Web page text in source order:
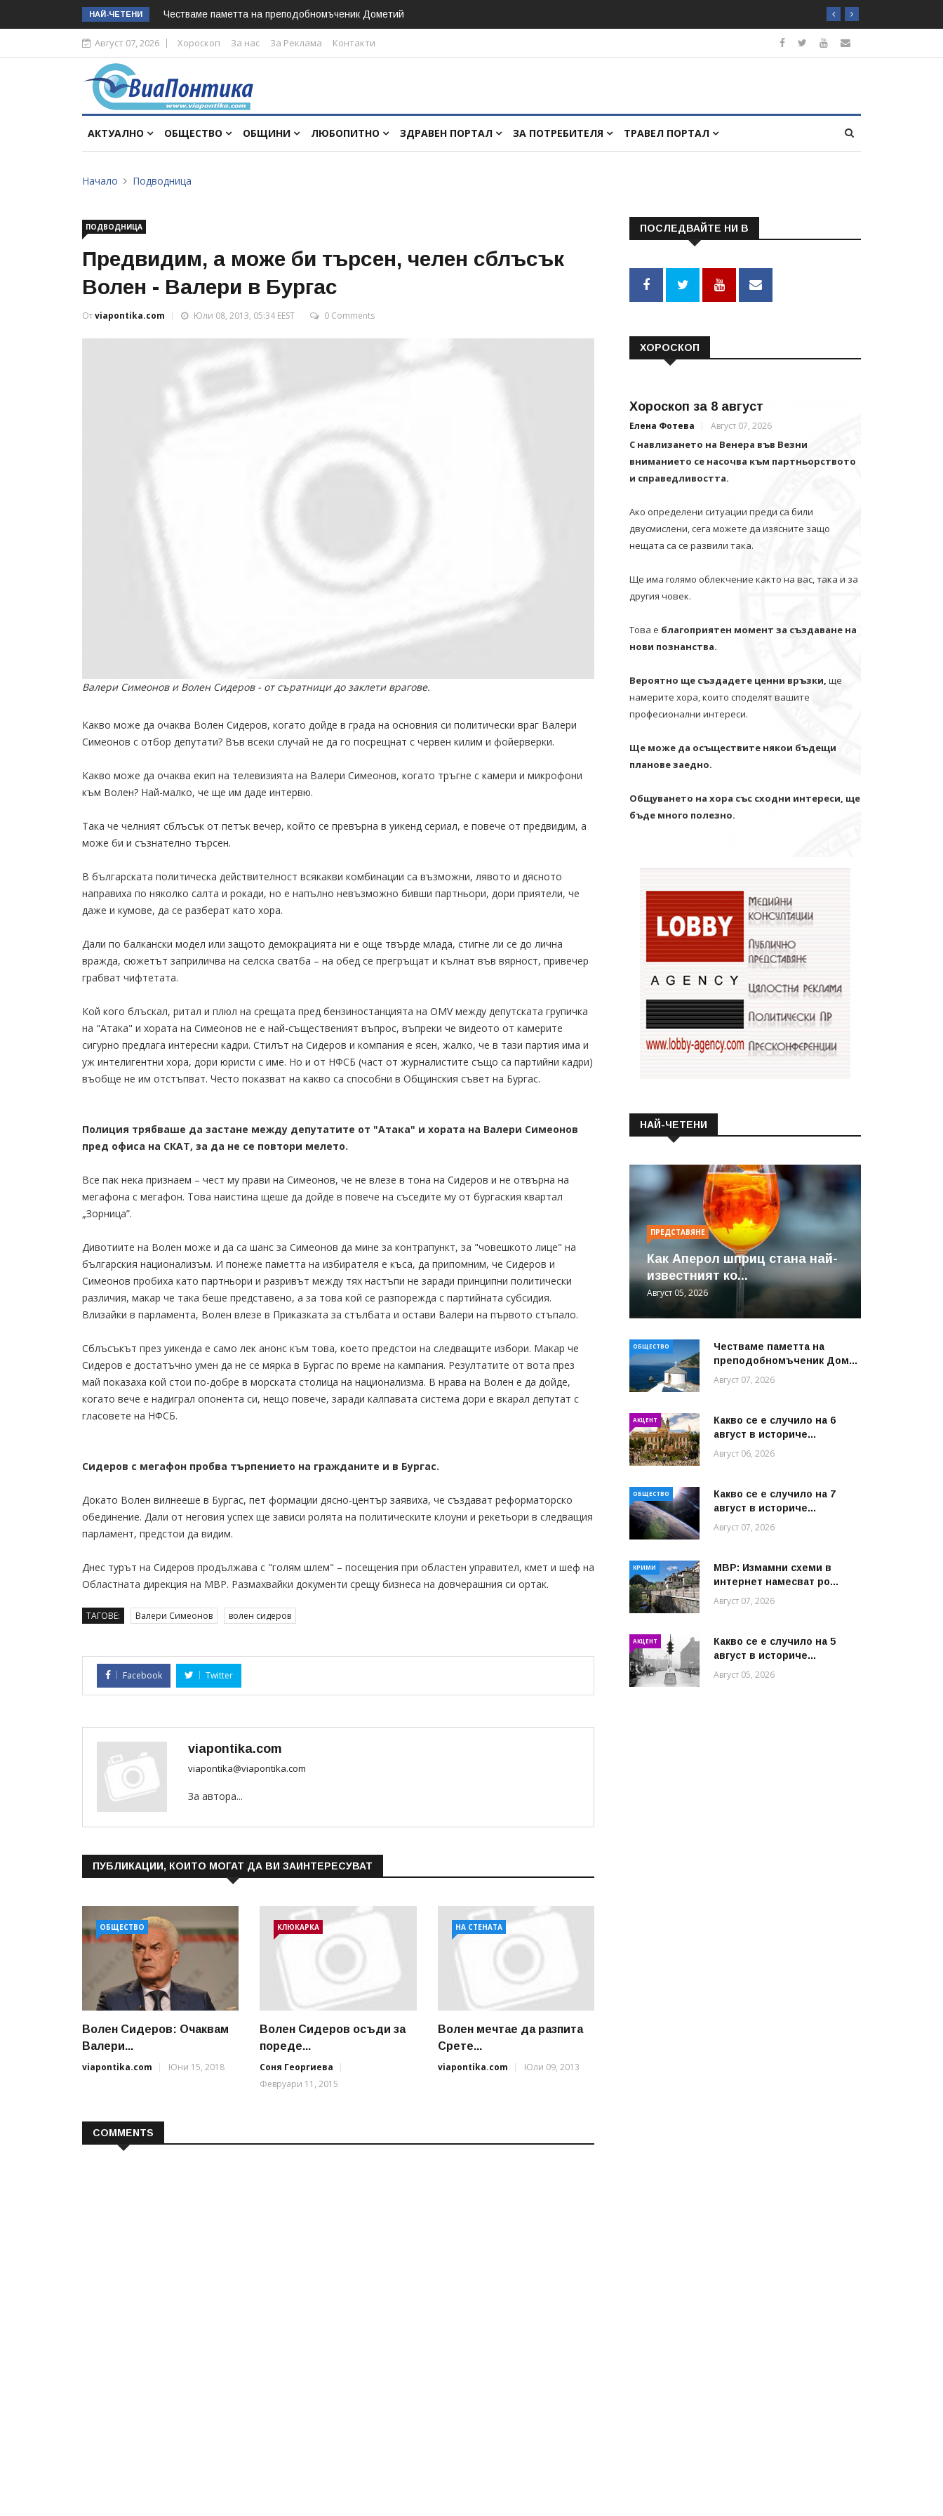
НАЙ-ЧЕТЕНИ Честваме паметта на преподобномъченик Дометий
Август 07, 2026 Хороскоп За нас За Реклама Контакти
АКТУАЛНО ОБЩЕСТВО ОБЩИНИ ЛЮБОПИТНО ЗДРАВЕН ПОРТАЛ ЗА ПОТРЕБИТЕЛЯ ТРАВЕЛ ПОРТАЛ
Начало Подводница
ПОДВОДНИЦА
Предвидим, а може би търсен, челен сблъсък
Волен - Валери в Бургас
Отviapontika.com Юли 08, 2013, 05:34 EEST 0 Comments
Валери Симеонов и Волен Сидеров - от съратници до заклети врагове.
Какво може да очаква Волен Сидеров, когато дойде в града на основния си политически враг Валери
Симеонов с отбор депутати? Във всеки случай не да го посрещнат с червен килим и фойерверки.
Какво може да очаква екип на телевизията на Валери Симеонов, когато тръгне с камери и микрофони
към Волен? Най-малко, че ще им даде интервю.
Така че челният сблъсък от петък вечер, който се превърна в уикенд сериал, е повече от предвидим, а
може би и съзнателно търсен.
В българската политическа действителност всякакви комбинации са възможни, лявото и дясното
направиха по няколко салта и рокади, но е напълно невъзможно бивши партньори, дори приятели, че
даже и кумове, да се разберат като хора.
Дали по балкански модел или защото демокрацията ни е още твърде млада, стигне ли се до лична
вражда, сюжетът заприличва на селска сватба – на обед се прегръщат и кълнат във вярност, привечер
грабват чифтетата.
Кой кого блъскал, ритал и плюл на срещата пред бензиностанцията на OMV между депутската групичка
на "Атака" и хората на Симеонов не е най-същественият въпрос, въпреки че видеото от камерите
сигурно предлага интересни кадри. Стилът на Сидеров и компания е ясен, жалко, че в тази партия има и
уж интелигентни хора, дори юристи с име. Но и от НФСБ (част от журналистите също са партийни кадри)
въобще не им отстъпват. Често показват на какво са способни в Общинския съвет на Бургас.
Полиция трябваше да застане между депутатите от "Атака" и хората на Валери Симеонов
пред офиса на СКАТ, за да не се повтори мелето.
Все пак нека признаем – чест му прави на Симеонов, че не влезе в тона на Сидеров и не отвърна на
мегафона с мегафон. Това наистина щеше да дойде в повече на съседите му от бургаския квартал
„Зорница”.
Дивотиите на Волен може и да са шанс за Симеонов да мине за контрапункт, за "човешкото лице" на
българския национализъм. И понеже паметта на избирателя е къса, да припомним, че Сидеров и
Симеонов пробиха като партньори и разривът между тях настъпи не заради принципни политически
различия, макар че така беше представено, а за това кой се разпорежда с партийната субсидия.
Влизайки в парламента, Волен влезе в Приказката за стълбата и остави Валери на първото стъпало.
Сблъсъкът през уикенда е само лек анонс към това, което предстои на следващите избори. Макар че
Сидеров е достатъчно умен да не се мярка в Бургас по време на кампания. Резултатите от вота през
май показаха кой стои по-добре в морската столица на национализма. В нрава на Волен е да дойде,
когато вече е надиграл опонента си, нещо повече, заради калпавата система дори е вкарал депутат с
гласовете на НФСБ.
Сидеров с мегафон пробва търпението на гражданите и в Бургас.
Докато Волен вилнееше в Бургас, пет формации дясно-център заявиха, че създават реформаторско
обединение. Дали от неговия успех ще зависи ролята на политическите клоуни и рекетьори в следващия
парламент, предстои да видим.
Днес турът на Сидеров продължава с "голям шлем" – посещения при областен управител, кмет и шеф на
Областната дирекция на МВР. Размахвайки документи срещу бизнеса на довчерашния си ортак.
ТАГОВЕ: Валери Симеонов волен сидеров
Facebook Twitter
viapontika.com
viapontika@viapontika.com
За автора...
ПУБЛИКАЦИИ, КОИТО МОГАТ ДА ВИ ЗАИНТЕРЕСУВАТ
ОБЩЕСТВО
Волен Сидеров: Очаквам
Валери...
viapontika.com
Юни 15, 2018
КЛЮКАРКА
Волен Сидеров осъди за
пореде...
Соня Георгиева
Февруари 11, 2015
НА СТЕНАТА
Волен мечтае да разпита
Срете...
viapontika.com
Юли 09, 2013
COMMENTS
ПОСЛЕДВАЙТЕ НИ В
ХОРОСКОП
Хороскоп за 8 август
Елена Фотева Август 07, 2026
С навлизането на Венера във Везни
вниманието се насочва към партньорството
и справедливостта.
Ако определени ситуации преди са били
двусмислени, сега можете да изясните защо
нещата са се развили така.
Ще има голямо облекчение както на вас, така и за
другия човек.
Това е благоприятен момент за създаване на
нови познанства.
Вероятно ще създадете ценни връзки, ще
намерите хора, които споделят вашите
професионални интереси.
Ще може да осъществите някои бъдещи
планове заедно.
Общуването на хора със сходни интереси, ще
бъде много полезно.
НАЙ-ЧЕТЕНИ
ПРЕДСТАВЯНЕ
Как Аперол шприц стана най-
известният ко...
Август 05, 2026
ОБЩЕСТВО
Честваме паметта на
преподобномъченик Дом...
Август 07, 2026
АКЦЕНТ
Какво се е случило на 6
август в историче...
Август 06, 2026
ОБЩЕСТВО
Какво се е случило на 7
август в историче...
Август 07, 2026
КРИМИ
МВР: Измамни схеми в
интернет намесват ро...
Август 07, 2026
АКЦЕНТ
Какво се е случило на 5
август в историче...
Август 05, 2026